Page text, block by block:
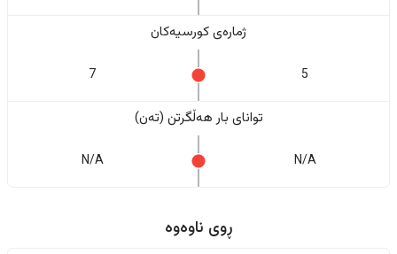
ژمارەی کورسیەکان
5
7
تواناى بار هەڵگرتن (تەن)
N/A
N/A
ڕوی ناوەوە